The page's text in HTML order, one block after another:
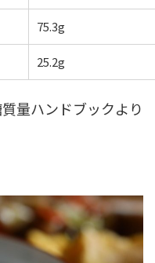
75.3g
25.2g
量ハンドブックより